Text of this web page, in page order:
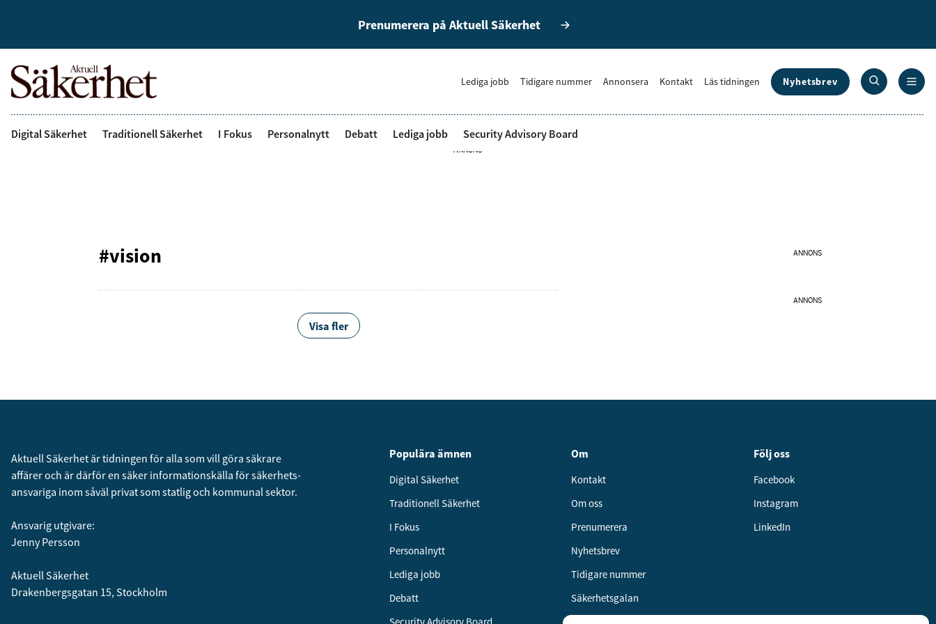
Prenumerera på Aktuell Säkerhet
Lediga jobb Tidigare nummer Annonsera Kontakt Läs tidningen Nyhetsbrev
Digital Säkerhet Traditionell Säkerhet I Fokus Personalnytt Debatt Lediga jobb Security Advisory Board
ANNONS
#vision
Visa fler
ANNONS
ANNONS
Aktuell Säkerhet är tidningen för alla som vill göra säkrare
affärer och är därför en säker informationskälla för säkerhets­
ansvariga inom såväl privat som statlig och kommunal sektor.
Ansvarig utgivare:
Jenny Persson
Aktuell Säkerhet
Drakenbergsgatan 15, Stockholm
Populära ämnen
Digital Säkerhet
Traditionell Säkerhet
I Fokus
Personalnytt
Lediga jobb
Debatt
Om
Kontakt
Om oss
Prenumerera
Nyhetsbrev
Tidigare nummer
Säkerhetsgalan
Följ oss
Facebook
Instagram
LinkedIn